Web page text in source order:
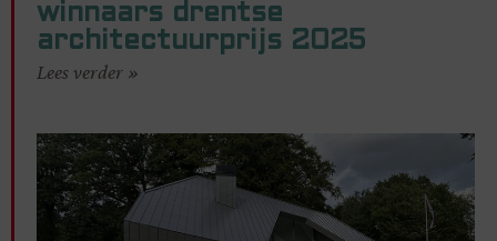
winnaars drentse
architectuurprijs 2025
Lees verder »